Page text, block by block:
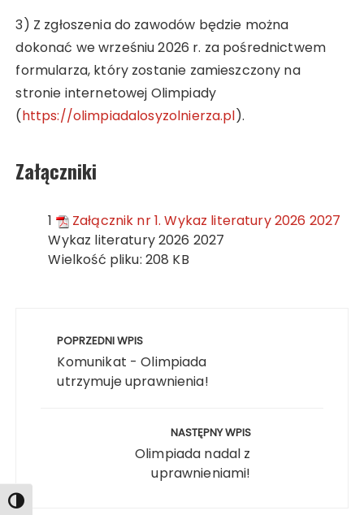
Toggle High Contrast
3) Z zgłoszenia do zawodów będzie można
dokonać we wrześniu 2026 r. za pośrednictwem
formularza, który zostanie zamieszczony na
stronie internetowej Olimpiady
(https://olimpiadalosyzolnierza.pl).
Załączniki
1
Załącznik nr 1. Wykaz literatury 2026 2027
Wykaz literatury 2026 2027
Wielkość pliku: 208 KB
wpisuPOPRZEDNI WPIS
Komunikat - Olimpiada
utrzymuje uprawnienia!
NASTĘPNY WPIS
Olimpiada nadal z
uprawnieniami!
Search